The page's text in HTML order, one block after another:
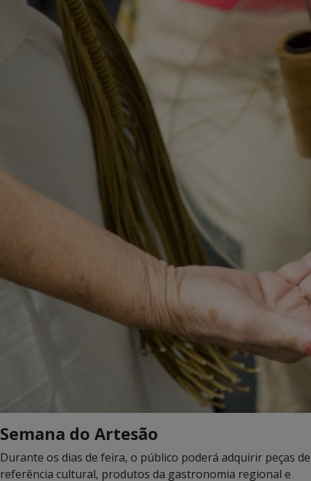
Semana do Artesão
Durante os dias de feira, o público poderá adquirir peças de
referência cultural, produtos da gastronomia regional e